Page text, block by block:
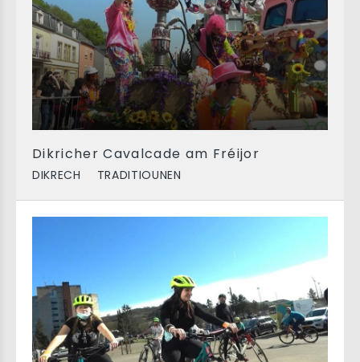
Dikricher Cavalcade am Fréijor
DIKRECH TRADITIOUNEN